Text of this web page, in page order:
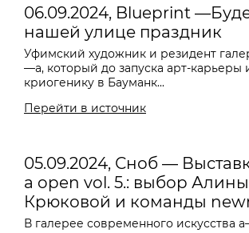
06.09.2024, Blueprint
нашей улице праздник
Уфимский художник и резидент
—a, который до запуска арт-карьеры
криогенику в Бауманк...
Перейти в источник
05.09.2024, Сноб —
a open vol. 5.: выбор Алины
Крюковой и команды
В галерее современного искусства